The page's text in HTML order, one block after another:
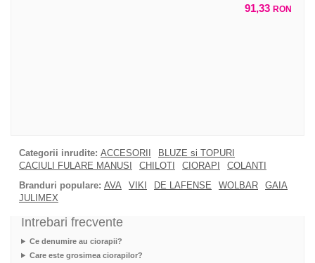
91,33 RON
Categorii inrudite: ACCESORII
BLUZE si TOPURI
CACIULI FULARE MANUSI
CHILOTI CIORAPI
COLANTI
Branduri populare: AVA VIKI DE LAFENSE WOLBAR
GAIA
JULIMEX
Intrebari frecvente
Ce denumire au ciorapii?
Care este grosimea ciorapilor?